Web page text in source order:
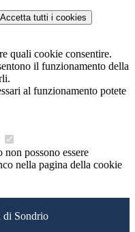
Accetta tutti i cookies
quali cookie consentire.
il funzionamento della
al funzionamento potete
possono essere
nella pagina della cookie
di Sondrio